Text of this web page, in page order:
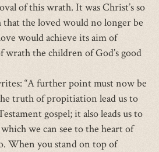
of this wrath. It was Christ’s so
the loved would no longer be
would achieve its aim of
the children of God’s good
“A further point must now be
truth of propitiation lead us to
gospel; it also leads us to
we can see to the heart of
When you stand on top of